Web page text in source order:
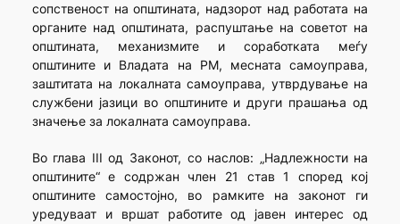
сопственост на општината, надзорот над работата на
органите над општината, распуштање на советот на
општината, механизмите и соработката меѓу
општините и Владата на РМ, месната самоуправа,
заштитата на локалната самоуправа, утврдување на
службени јазици во општините и други прашања од
значење за локалната самоуправа.
Во глава III од Законот, со наслов: „Надлежности на
општините“ е содржан член 21 став 1 според кој
општините самостојно, во рамките на законот ги
уредуваат и вршат работите од јавен интерес од